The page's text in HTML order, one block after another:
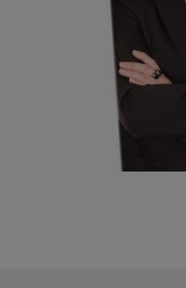
BEWERBER
KONTAKT